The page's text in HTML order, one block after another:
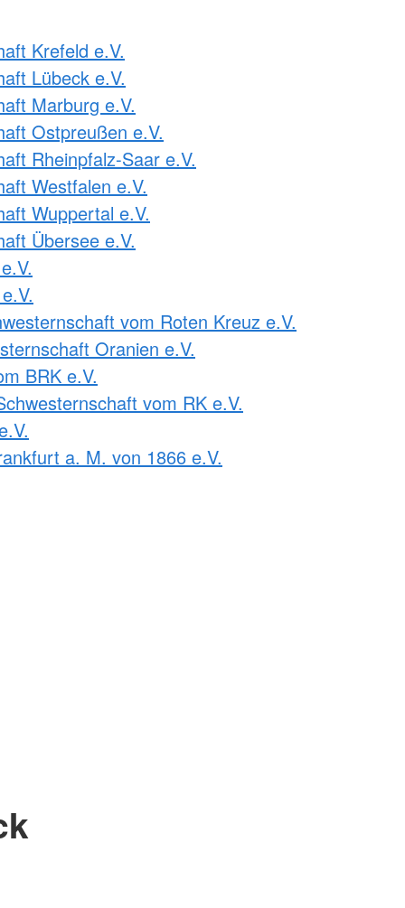
Krefeld e.V.
Lübeck e.V.
Marburg e.V.
Ostpreußen e.V.
Rheinpfalz-Saar e.V.
Westfalen e.V.
Wuppertal e.V.
Übersee e.V.
vom Roten Kreuz e.V.
Oranien e.V.
BRK e.V.
vom RK e.V.
a. M. von 1866 e.V.